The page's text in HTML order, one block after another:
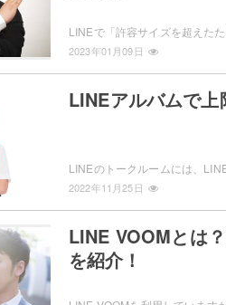
2023年01月09日
LINEアルバムで
2022年11月25日
LINE VOOMとは
を紹介！